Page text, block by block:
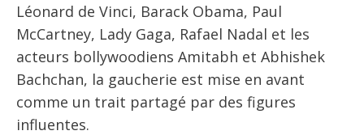
Léonard de Vinci, Barack Obama, Paul
McCartney, Lady Gaga, Rafael Nadal et les
acteurs bollywoodiens Amitabh et Abhishek
Bachchan, la gaucherie est mise en avant
comme un trait partagé par des figures
influentes.